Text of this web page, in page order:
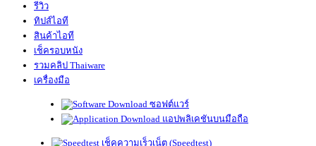
รีวิว
ทิปส์ไอที
สินค้าไอที
เช็ครอบหนัง
รวมคลิป Thaiware
เครื่องมือ
ซอฟต์แวร์
แอปพลิเคชันบนมือถือ
เช็คความเร็วเน็ต (Speedtest)